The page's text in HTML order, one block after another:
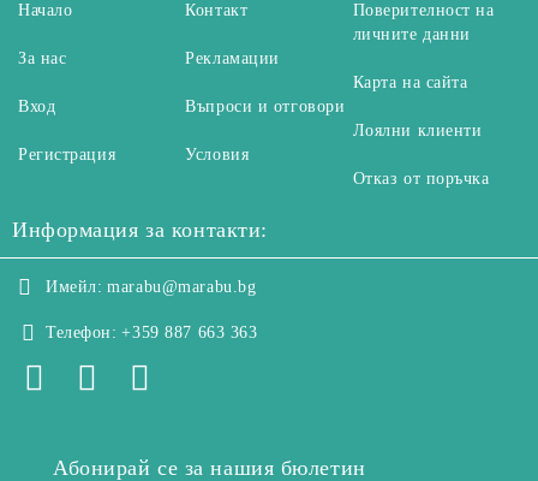
Начало
За нас
Вход
Регистрация
Контакт
Рекламации
Въпроси и отговори
Условия
Поверителност на
личните данни
Карта на сайта
Лоялни клиенти
Отказ от поръчка
Информация за контакти:
Имейл: marabu@marabu.bg
Телефон: +359 887 663 363
Абонирай се за нашия бюлетин